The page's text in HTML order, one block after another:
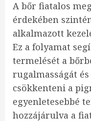
A bőr fiatalos
érdekében
alkalmazott
Ez a folyamat
termelését a
rugalmasságát
csökkenteni a
egyenletesebbé
hozzájárulva a